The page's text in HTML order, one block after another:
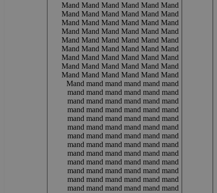
Mand Mand Mand Mand Mand Mand
Mand Mand Mand Mand Mand Mand
Mand Mand Mand Mand Mand Mand
Mand Mand Mand Mand Mand Mand
Mand Mand Mand Mand Mand Mand
Mand Mand Mand Mand Mand Mand
Mand Mand Mand Mand Mand Mand
Mand Mand Mand Mand Mand Mand
Mand Mand Mand Mand Mand Mand
Mand mand mand mand mand mand
mand mand mand mand mand mand
mand mand mand mand mand mand
mand mand mand mand mand mand
mand mand mand mand mand mand
mand mand mand mand mand mand
mand mand mand mand mand mand
mand mand mand mand mand mand
mand mand mand mand mand mand
mand mand mand mand mand mand
mand mand mand mand mand mand
mand mand mand mand mand mand
mand mand mand mand mand mand